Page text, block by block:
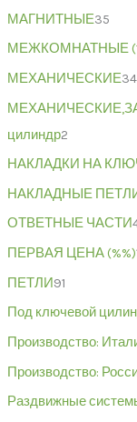
МАГНИТНЫЕ35
МЕЖКОМНАТНЫЕ
МЕХАНИЧЕСКИЕ34
цилиндр2
НАКЛАДКИ НА
НАКЛАДНЫЕ
ОТВЕТНЫЕ ЧАСТИ
ПЕРВАЯ ЦЕНА (%%)
ПЕТЛИ91
Под ключевой
Производство:
Производство:
Раздвижные